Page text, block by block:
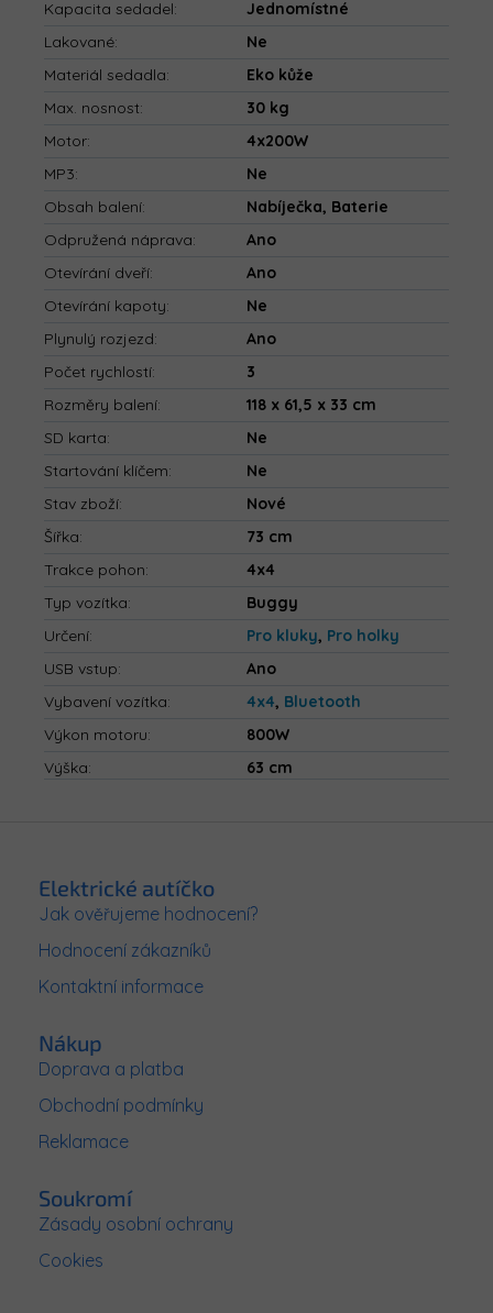
Kapacita sedadel:
Jednomístné
Lakované:
Ne
Materiál sedadla:
Eko kůže
Max. nosnost:
30 kg
Motor:
4x200W
MP3:
Ne
Obsah balení:
Nabíječka, Baterie
Odpružená náprava:
Ano
Otevírání dveří:
Ano
Otevírání kapoty:
Ne
Plynulý rozjezd:
Ano
Počet rychlostí:
3
Rozměry balení:
118 x 61,5 x 33 cm
SD karta:
Ne
Startování klíčem:
Ne
Stav zboží:
Nové
Šířka:
73 cm
Trakce pohon:
4x4
Typ vozítka:
Buggy
Určení: Pro kluky, Pro holky
USB vstup:
Ano
Vybavení vozítka: 4x4, Bluetooth
Výkon motoru:
800W
Výška: 63 cm
Elektrické autíčko
Jak ověřujeme hodnocení?
Hodnocení zákazníků
Kontaktní informace
Nákup
Doprava a platba
Obchodní podmínky
Reklamace
Soukromí
Zásady osobní ochrany
Cookies